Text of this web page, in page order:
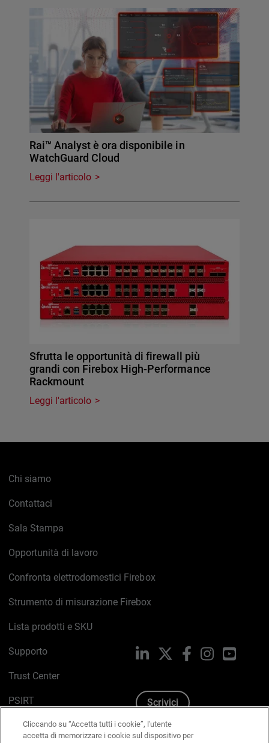
Rai™ Analyst è ora disponibile in
WatchGuard Cloud
Leggi l'articolo
Sfrutta le opportunità di firewall più
grandi con Firebox High-Performance
Rackmount
Leggi l'articolo
Chi siamo
Contattaci
Sala Stampa
Opportunità di lavoro
Confronta elettrodomestici Firebox
Strumento di misurazione Firebox
Lista prodotti e SKU
Supporto
Trust Center
PSIRT
Politica sui cookie
LinkedIn FacebookInstagram
Scrivici
Cliccando su “Accetta tutti i cookie”, l'utente
accetta di memorizzare i cookie sul dispositivo per